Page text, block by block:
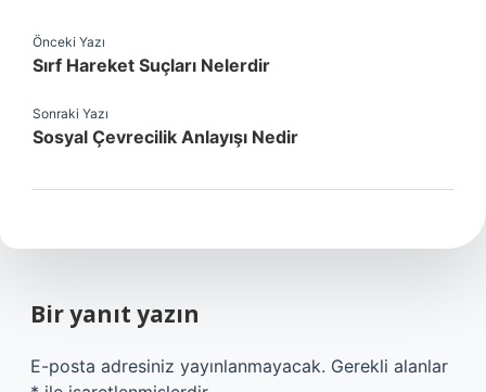
Önceki Yazı
Sırf Hareket Suçları Nelerdir
Sonraki Yazı
Sosyal Çevrecilik Anlayışı Nedir
Bir yanıt yazın
E-posta adresiniz yayınlanmayacak. Gerekli alanlar